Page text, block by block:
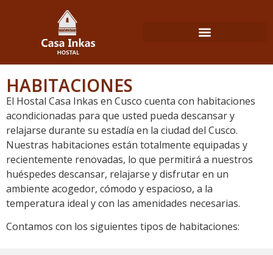
HABITACIONES
El Hostal Casa Inkas en Cusco cuenta con habitaciones
acondicionadas para que usted pueda descansar y
relajarse durante su estadía en la ciudad del Cusco.
Nuestras habitaciones están totalmente equipadas y
recientemente renovadas, lo que permitirá a nuestros
huéspedes descansar, relajarse y disfrutar en un
ambiente acogedor, cómodo y espacioso, a la
temperatura ideal y con las amenidades necesarias.
Contamos con los siguientes tipos de habitaciones: